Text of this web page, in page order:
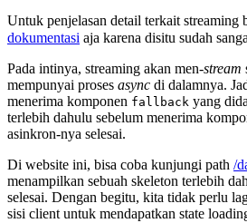
Untuk penjelasan detail terkait streaming
dokumentasi aja karena disitu sudah
Pada intinya, streaming akan men-stream
mempunyai proses async di dalamnya.
menerima komponen fallback yang
terlebih dahulu sebelum menerima
asinkron-nya selesai.
Di website ini, bisa coba kunjungi path /
menampilkan sebuah skeleton terlebih
selesai. Dengan begitu, kita tidak perlu
sisi client untuk mendapatkan state